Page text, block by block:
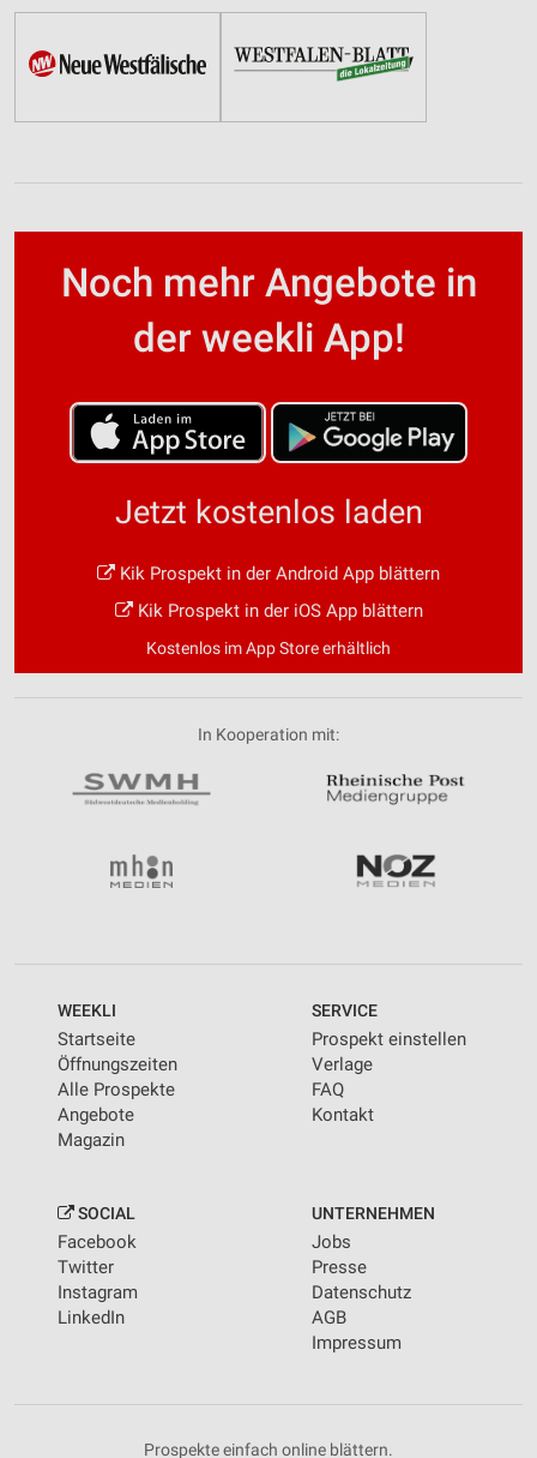
Noch mehr Angebote in
der weekli App!
Jetzt kostenlos laden
Kik Prospekt in der Android App blättern
Kik Prospekt in der iOS App blättern
Kostenlos im App Store erhältlich
In Kooperation mit:
WEEKLI
Startseite
Öffnungszeiten
Alle Prospekte
Angebote
Magazin
SERVICE
Prospekt einstellen
Verlage
FAQ
Kontakt
SOCIAL
Facebook
Twitter
Instagram
LinkedIn
UNTERNEHMEN
Jobs
Presse
Datenschutz
AGB
Impressum
Prospekte einfach online blättern.